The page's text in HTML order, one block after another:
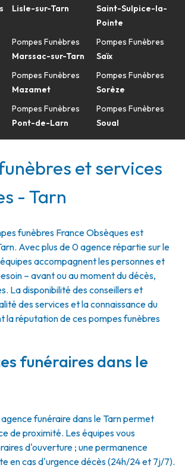
Lisle-sur-Tarn
Pompes Funèbres
Marssac-sur-Tarn
Pompes Funèbres
Mazamet
Pompes Funèbres
Pont-de-Larn
Saint-Sulpice-la-
Pointe
Pompes Funèbres
Saïx
Pompes Funèbres
Sorèze
Pompes Funèbres
Soual
et services
- Tarn
funèbres France Obsèques est
Avec plus de 0 agence répartie sur le
accompagnent les personnes et
– avant ou au moment du décès,
La disponibilité des conseillers et
des services et la connaissance du
la réputation de ces pompes funèbres
funéraires dans le
funéraire dans le Tarn permet
de proximité. Les équipes vous
d'ouverture ; une permanence
en cas d'urgence décès (24h/24 et 7j/7).